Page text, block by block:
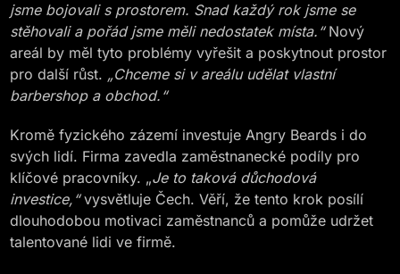
jsme bojovali s prostorem. Snad každý rok jsme se
stěhovali a pořád jsme měli nedostatek místa.“Nový
areál by měl tyto problémy vyřešit a poskytnout prostor
pro další růst. „Chceme si v areálu udělat vlastní
barbershop a obchod.“
Kromě fyzického zázemí investuje Angry Beards i do
svých lidí. Firma zavedla zaměstnanecké podíly pro
klíčové pracovníky. „Je to taková důchodová
investice,“vysvětluje Čech. Věří, že tento krok posílí
dlouhodobou motivaci zaměstnanců a pomůže udržet
talentované lidi ve firmě.